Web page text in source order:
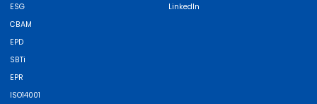
ESG
CBAM
EPD
SBTi
EPR
ISO14001
LinkedIn